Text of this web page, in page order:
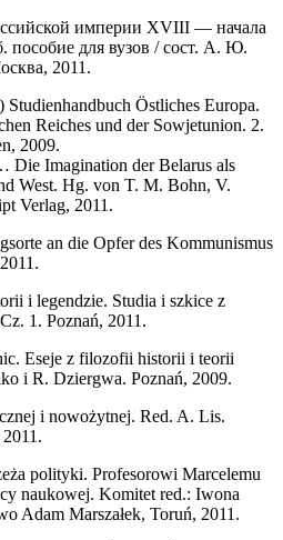
империи XVIII — начала
пособие для вузов / сост. А. Ю.
2011.
Östliches Europa.
Reiches und der Sowjetunion. 2.
2009.
Die Imagination der Belarus als
West. Hg. von T. M. Bohn, V.
Verlag, 2011.
an die Opfer des Kommunismus
i legendzie. Studia i szkice z
1. Poznań, 2011.
Eseje z filozofii historii i teorii
i R. Dziergwa. Poznań, 2009.
i nowożytnej. Red. A. Lis.
polityki. Profesorowi Marcelemu
naukowej. Komitet red.: Iwona
Adam Marszałek, Toruń, 2011.